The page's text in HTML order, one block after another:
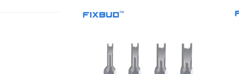
eletrodomésticos